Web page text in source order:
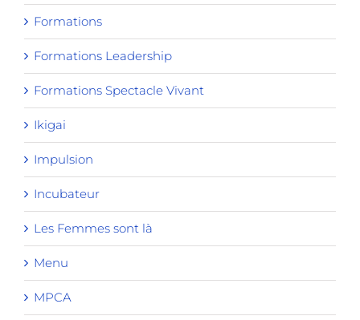
Formations
Formations Leadership
Formations Spectacle Vivant
Ikigai
Impulsion
Incubateur
Les Femmes sont là
Menu
MPCA